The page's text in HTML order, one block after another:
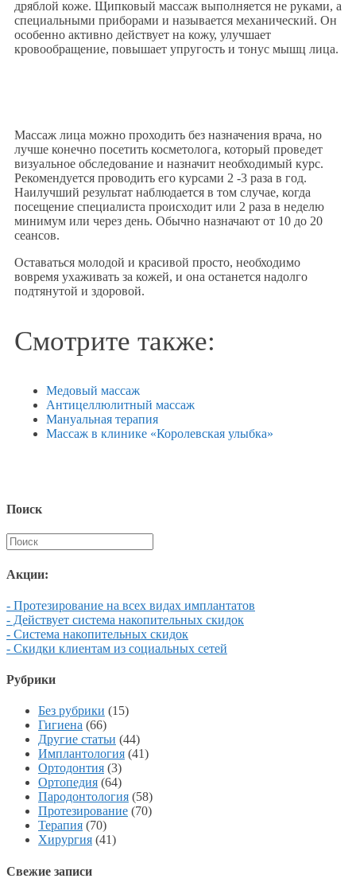
дряблой коже. Щипковый массаж выполняется не руками, а
специальными приборами и называется механический. Он
особенно активно действует на кожу, улучшает
кровообращение, повышает упругость и тонус мышц лица.
Массаж лица можно проходить без назначения врача, но
лучше конечно посетить косметолога, который проведет
визуальное обследование и назначит необходимый курс.
Рекомендуется проводить его курсами 2 -3 раза в год.
Наилучший результат наблюдается в том случае, когда
посещение специалиста происходит или 2 раза в неделю
минимум или через день. Обычно назначают от 10 до 20
сеансов.
Оставаться молодой и красивой просто, необходимо
вовремя ухаживать за кожей, и она останется надолго
подтянутой и здоровой.
Смотрите также:
Медовый массаж
Антицеллюлитный массаж
Мануальная терапия
Массаж в клинике «Королевская улыбка»
Поиск
Акции:
- Протезирование на всех видах имплантатов
- Действует система накопительных скидок
- Система накопительных скидок
- Скидки клиентам из социальных сетей
Рубрики
Без рубрики (15)
Гигиена (66)
Другие статьи (44)
Имплантология (41)
Ортодонтия (3)
Ортопедия (64)
Пародонтология (58)
Протезирование (70)
Терапия (70)
Хирургия (41)
Свежие записи